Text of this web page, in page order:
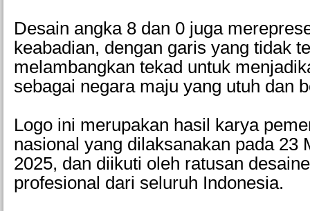
Desain angka 8 dan 0 juga
keabadian, dengan garis yang tidak
melambangkan tekad untuk
sebagai negara maju yang utuh dan
Logo ini merupakan hasil karya
nasional yang dilaksanakan pada 23
2025, dan diikuti oleh ratusan
profesional dari seluruh Indonesia.